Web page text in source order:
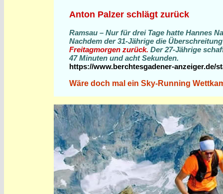
Anton Palzer schlägt zurück
Ramsau – Nur für drei Tage hatte Hannes
Nachdem der 31-Jährige die
Freitagmorgen zurück. Der 27-Jährige
47 Minuten und acht Sekunden.
https://www.berchtesgadener-anzeiger.de/
Wäre doch mal ein Sky-Running